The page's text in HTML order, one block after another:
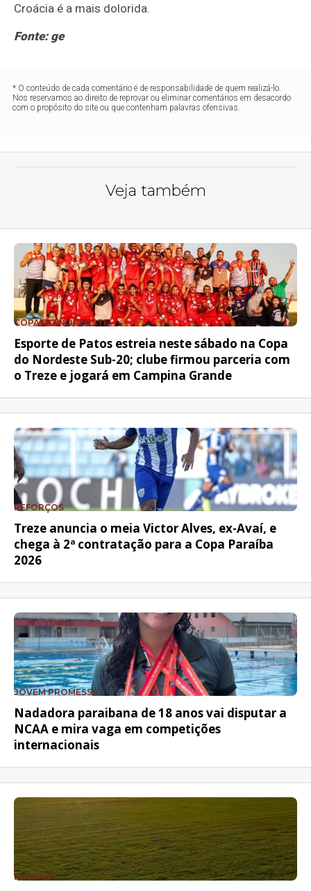
Croácia é a mais dolorida.
Fonte: ge
* O conteúdo de cada comentário é de responsabilidade de quem realizá-lo.
Nos reservamos ao direito de reprovar ou eliminar comentários em desacordo
com o propósito do site ou que contenham palavras ofensivas.
Veja também
COPA DO NORDESTE
Esporte de Patos estreia neste sábado na Copa
do Nordeste Sub-20; clube firmou parceria com
o Treze e jogará em Campina Grande
REFORÇOS
Treze anuncia o meia Victor Alves, ex-Avaí, e
chega à 2ª contratação para a Copa Paraíba
2026
JOVEM PROMESSA
Nadadora paraibana de 18 anos vai disputar a
NCAA e mira vaga em competições
internacionais
NOVO CT